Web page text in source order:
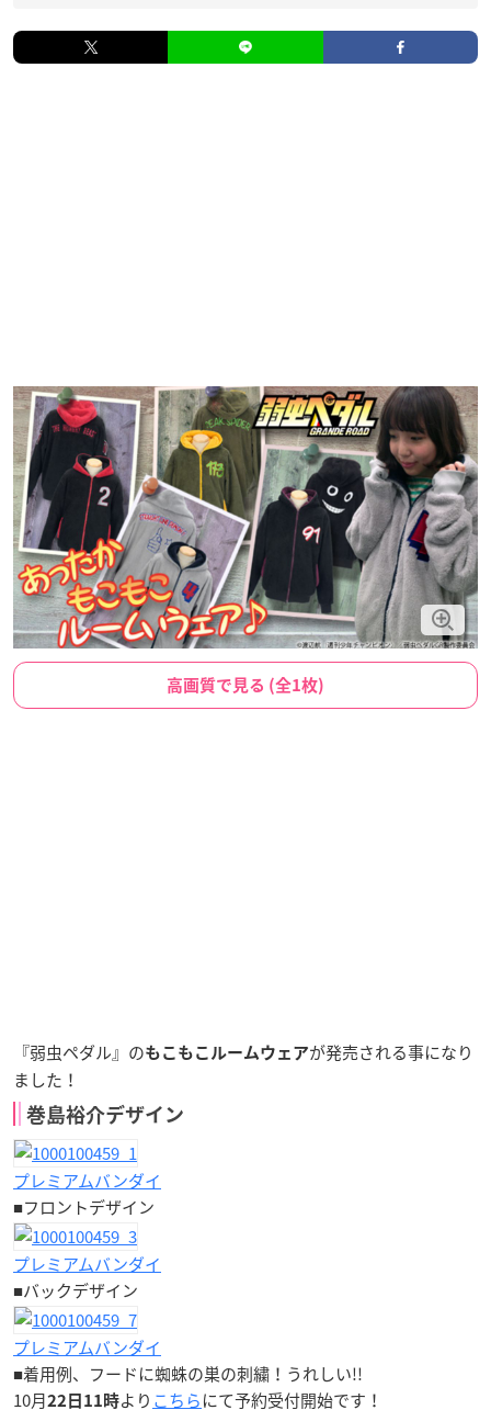
高画質で見る (全1枚)
『弱虫ペダル』のもこもこルームウェアが発売される事になり
ました！
巻島裕介デザイン
プレミアムバンダイ
■フロントデザイン
プレミアムバンダイ
■バックデザイン
プレミアムバンダイ
■着用例、フードに蜘蛛の巣の刺繍！うれしい!!
10月22日11時より こちらにて予約受付開始です！